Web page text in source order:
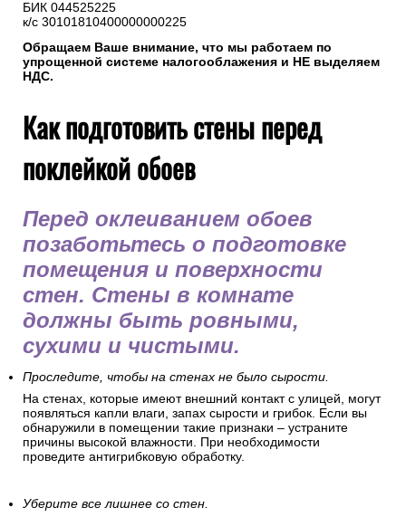
БИК 044525225
к/с 30101810400000000225
Обращаем Ваше внимание, что мы работаем по
упрощенной системе налогооблажения и НЕ выделяем
НДС.
Как подготовить стены перед
поклейкой обоев
Перед оклеиванием обоев
позаботьтесь о подготовке
помещения и поверхности
стен. Стены в комнате
должны быть ровными,
сухими и чистыми.
Проследите, чтобы на стенах не было сырости.
На стенах, которые имеют внешний контакт с улицей, могут
появляться капли влаги, запах сырости и грибок. Если вы
обнаружили в помещении такие признаки – устраните
причины высокой влажности. При необходимости
проведите антигрибковую обработку.
Уберите все лишнее со стен.